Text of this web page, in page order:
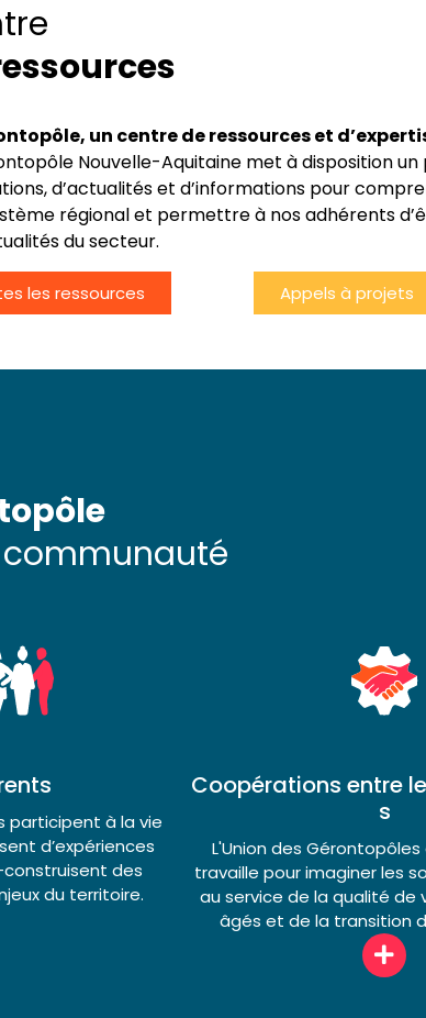
un centre de ressources et
Nouvelle-Aquitaine met à disposition un
d’actualités et d’informations pour
régional et permettre à nos adhérents
du secteur.
les ressources Appels à projets
participent à la vie
d’expériences
des
du territoire.
Coopérations entre
s
L'Union des Gérontopôles
travaille pour imaginer les
au service de la qualité de
âgés et de la transition